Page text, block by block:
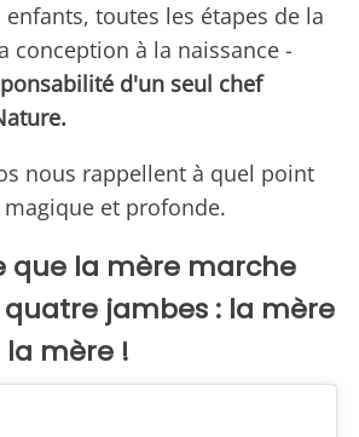
enfants, toutes les étapes de la
conception à la naissance -
d'un seul chef
nous rappellent à quel point
et profonde.
que la mère marche
jambes : la mère
mère !